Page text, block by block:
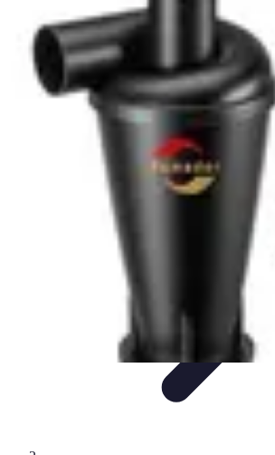
Nowoczesne AGD
Trendy i nowinki Zmywarki Nowości i Trendy
zakupu
Nowoczesne AGD